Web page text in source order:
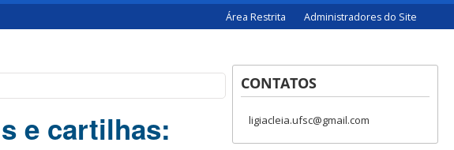
Área Restrita Administradores do Site
e cartilhas:
CONTATOS
ligiacleia.ufsc@gmail.com